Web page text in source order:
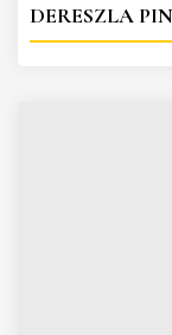
DERESZLA